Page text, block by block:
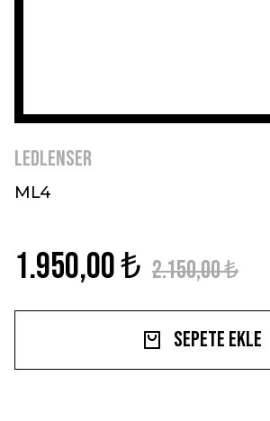
Ledlenser
ML4
1.950,00 ₺ 2.150,00 ₺
Sepete Ekle